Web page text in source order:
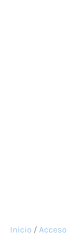
Inicio /